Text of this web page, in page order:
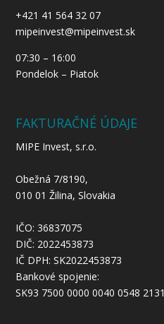
+421 41 564 32 07
mipeinvest@mipeinvest.sk
07:30 – 16:00
Pondelok – Piatok
FAKTURAČNÉ ÚDAJE
MIPE Invest, s.r.o.
Obežná 7/8190,
010 01 Žilina, Slovakia
IČO: 36837075
DIČ: 2022453873
IČ DPH: SK2022453873
Bankové spojenie:
SK93 7500 0000 0040 0548 2131